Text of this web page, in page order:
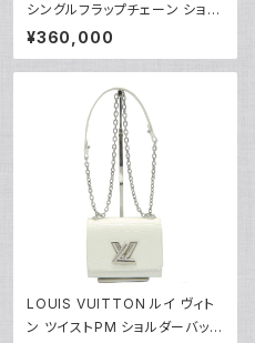
シングルフラップチェーン ショル
ダーバッグ ラムスキン ヴィンテ
ージ ブラック Y01226
¥360,000
LOUIS VUITTON ルイ ヴィト
ン ツイストPM ショルダーバッグ